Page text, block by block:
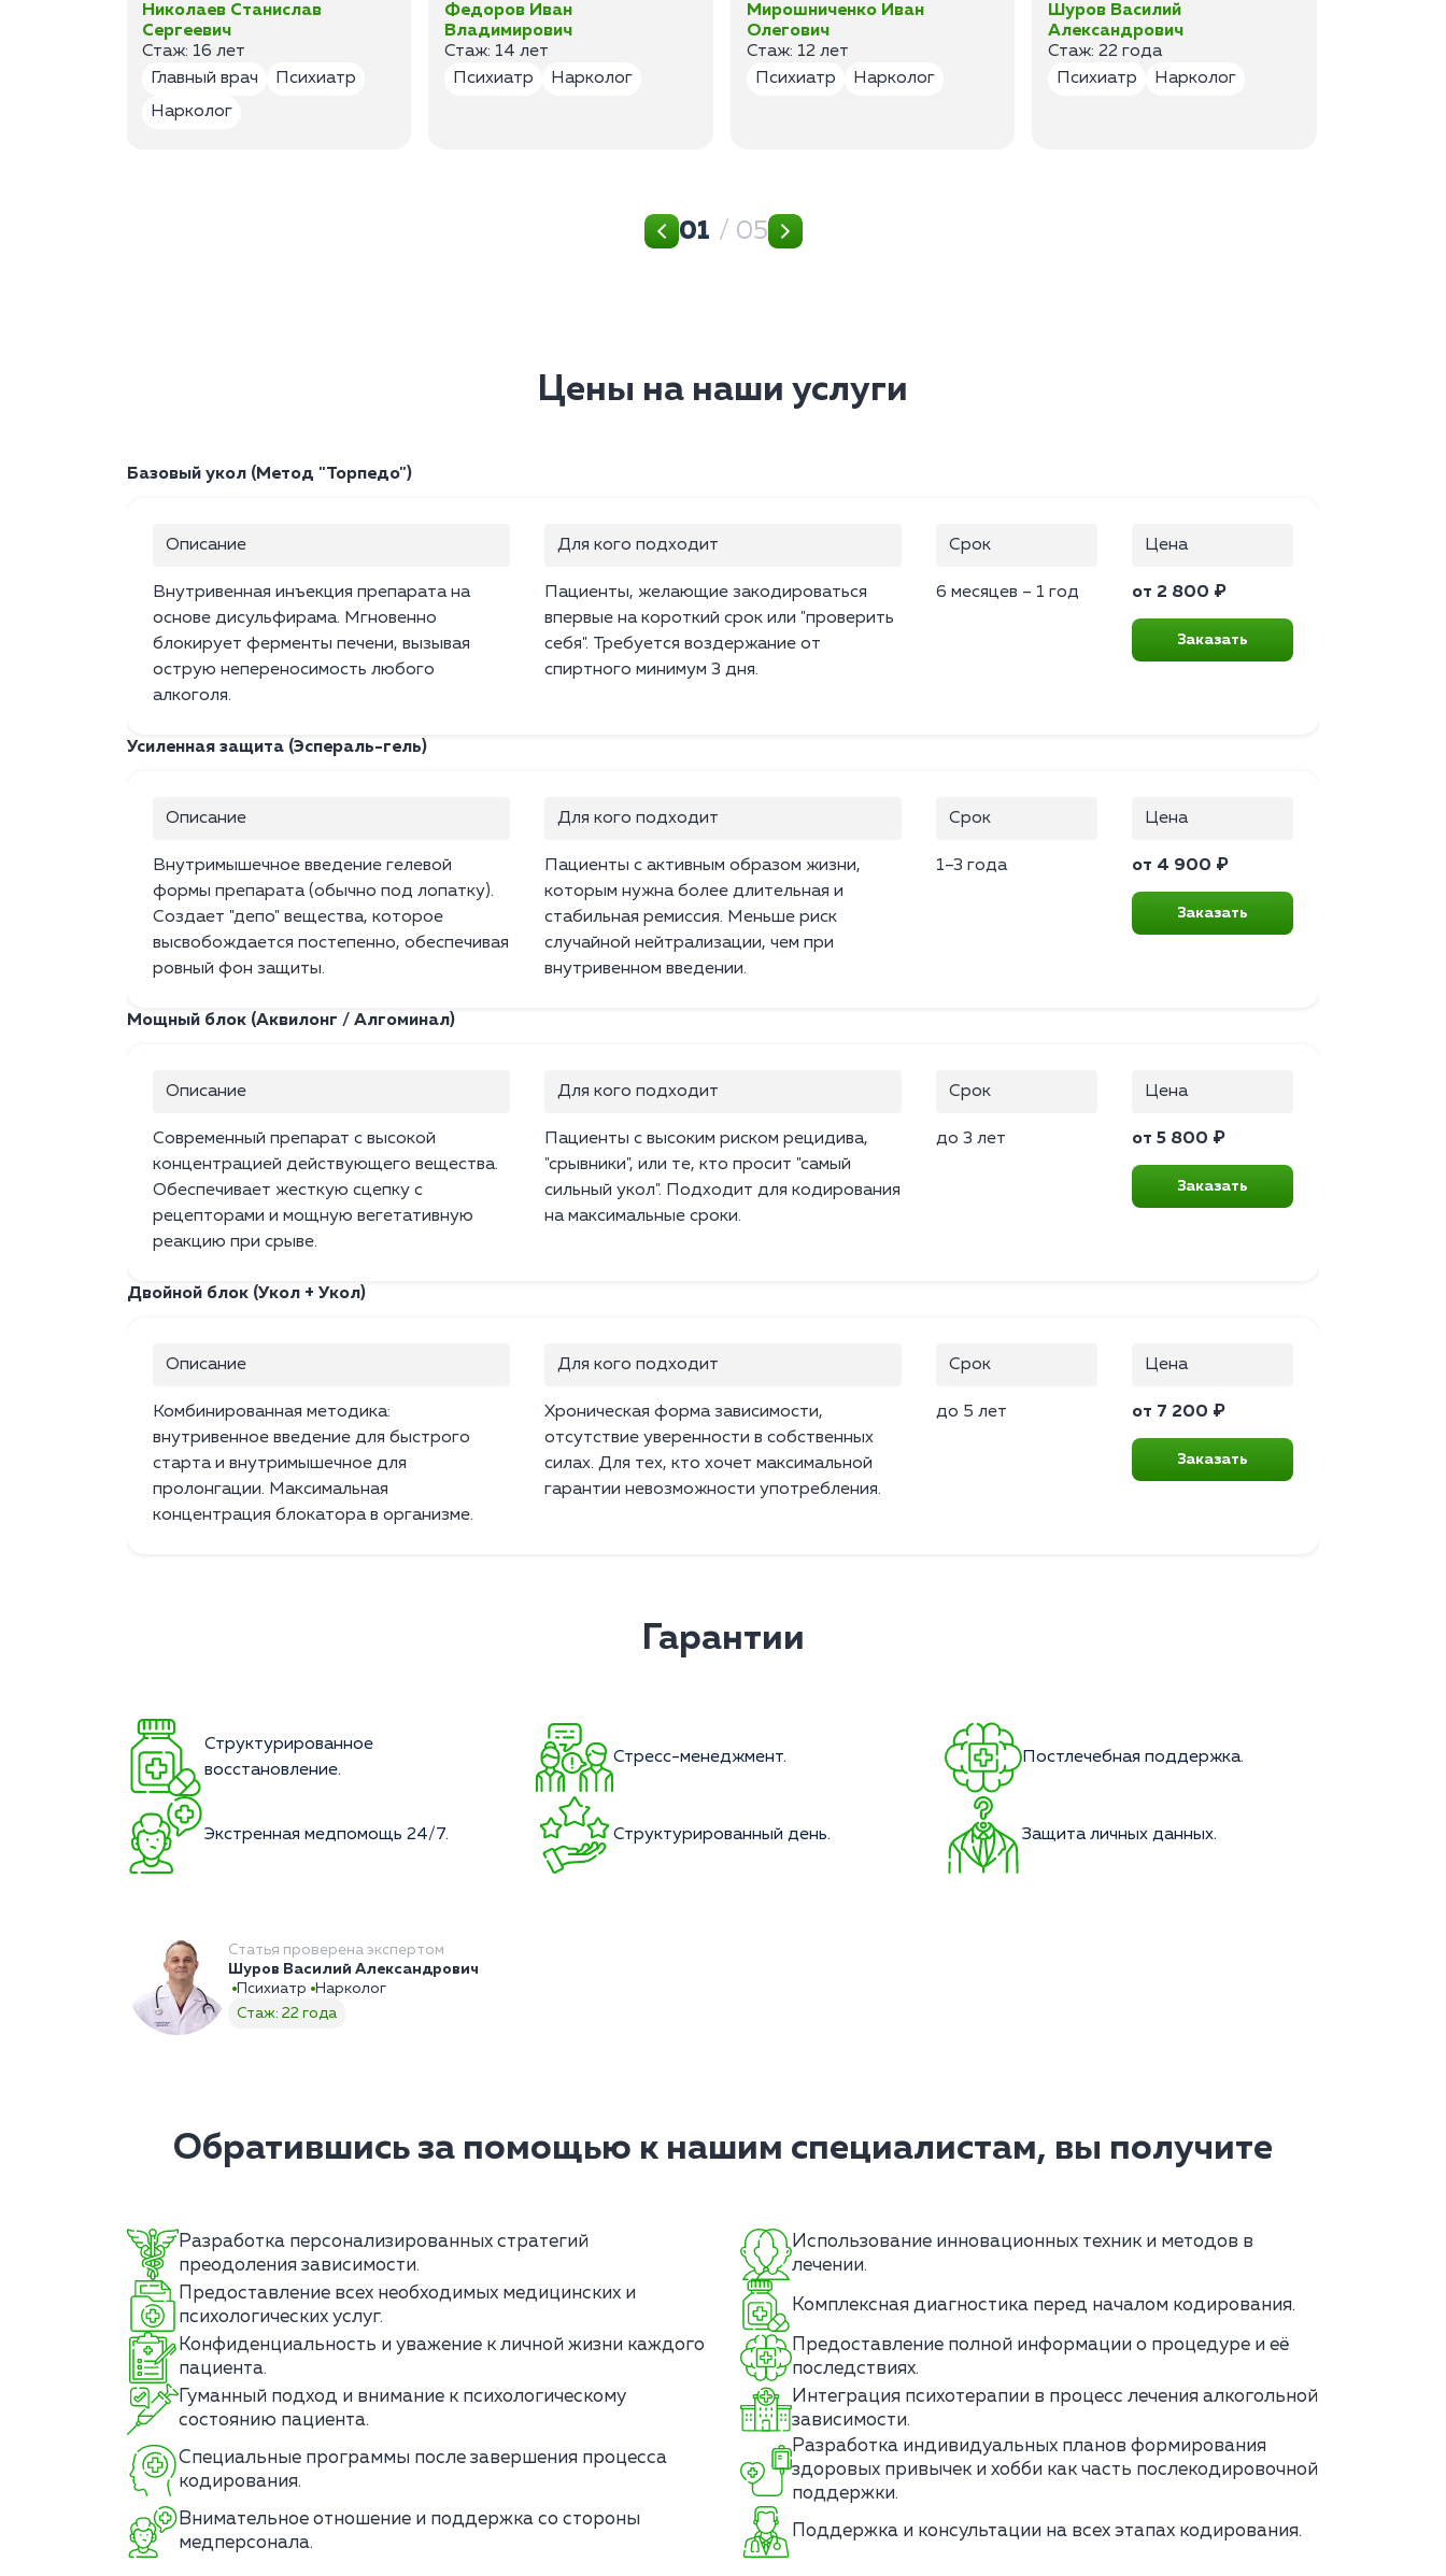
Николаев Станислав
Сергеевич
Стаж: 16 лет
Главный врач
Психиатр
Нарколог
Федоров Иван
Владимирович
Стаж: 14 лет
Психиатр
Нарколог
Мирошниченко Иван
Олегович
Стаж: 12 лет
Психиатр
Нарколог
Шуров Василий
Александрович
Стаж: 22 года
Психиатр
Нарколог
01 / 05
Цены на наши услуги
Базовый укол (Метод "Торпедо")
Описание
Внутривенная инъекция препарата на
основе дисульфирама. Мгновенно
блокирует ферменты печени, вызывая
острую непереносимость любого
алкоголя.
Для кого подходит
Пациенты, желающие закодироваться
впервые на короткий срок или "проверить
себя". Требуется воздержание от
спиртного минимум 3 дня.
Срок
6 месяцев – 1 год
Цена
от 2 800 ₽
Заказать
Усиленная защита (Эспераль-гель)
Описание
Внутримышечное введение гелевой
формы препарата (обычно под лопатку).
Создает "депо" вещества, которое
высвобождается постепенно, обеспечивая
ровный фон защиты.
Для кого подходит
Пациенты с активным образом жизни,
которым нужна более длительная и
стабильная ремиссия. Меньше риск
случайной нейтрализации, чем при
внутривенном введении.
Срок
1–3 года
Цена
от 4 900 ₽
Заказать
Мощный блок (Аквилонг / Алгоминал)
Описание
Современный препарат с высокой
концентрацией действующего вещества.
Обеспечивает жесткую сцепку с
рецепторами и мощную вегетативную
реакцию при срыве.
Для кого подходит
Пациенты с высоким риском рецидива,
"срывники", или те, кто просит "самый
сильный укол". Подходит для кодирования
на максимальные сроки.
Срок
до 3 лет
Цена
от 5 800 ₽
Заказать
Двойной блок (Укол + Укол)
Описание
Комбинированная методика:
внутривенное введение для быстрого
старта и внутримышечное для
пролонгации. Максимальная
концентрация блокатора в организме.
Для кого подходит
Хроническая форма зависимости,
отсутствие уверенности в собственных
силах. Для тех, кто хочет максимальной
гарантии невозможности употребления.
Срок
до 5 лет
Цена
от 7 200 ₽
Заказать
Гарантии
Структурированное
восстановление.
Стресс-менеджмент. Постлечебная поддержка.
Экстренная медпомощь 24/7. Структурированный день. Защита личных данных.
Статья проверена экспертом
Шуров Василий Александрович
Психиатр
Нарколог
Стаж: 22 года
Обратившись за помощью к нашим специалистам, вы получите
Разработка персонализированных стратегий
преодоления зависимости.
Использование инновационных техник и методов в
лечении.
Предоставление всех необходимых медицинских и
психологических услуг.
Комплексная диагностика перед началом кодирования.
Конфиденциальность и уважение к личной жизни каждого
пациента.
Предоставление полной информации о процедуре и её
последствиях.
Гуманный подход и внимание к психологическому
состоянию пациента.
Интеграция психотерапии в процесс лечения алкогольной
зависимости.
Специальные программы после завершения процесса
кодирования.
Разработка индивидуальных планов формирования
здоровых привычек и хобби как часть послекодировочной
поддержки.
Внимательное отношение и поддержка со стороны
медперсонала.
Поддержка и консультации на всех этапах кодирования.